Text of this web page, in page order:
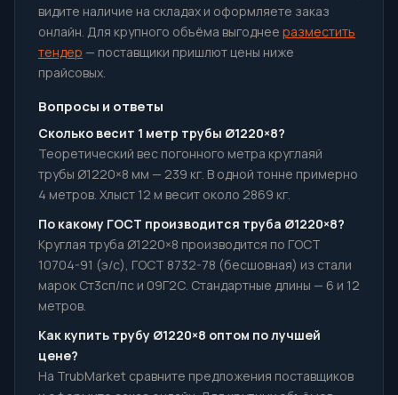
видите наличие на складах и оформляете заказ
онлайн. Для крупного объёма выгоднее разместить
тендер — поставщики пришлют цены ниже
прайсовых.
Вопросы и ответы
Сколько весит 1 метр трубы Ø1220×8?
Теоретический вес погонного метра круглаяй
трубы Ø1220×8 мм — 239 кг. В одной тонне примерно
4 метров. Хлыст 12 м весит около 2869 кг.
По какому ГОСТ производится труба Ø1220×8?
Круглая труба Ø1220×8 производится по ГОСТ
10704-91 (э/с), ГОСТ 8732-78 (бесшовная) из стали
марок Ст3сп/пс и 09Г2С. Стандартные длины — 6 и 12
метров.
Как купить трубу Ø1220×8 оптом по лучшей
цене?
На TrubMarket сравните предложения поставщиков